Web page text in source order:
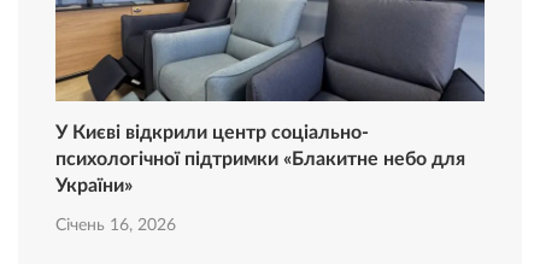
У Києві відкрили центр соціально-
психологічної підтримки «Блакитне небо для
України»
Січень 16, 2026